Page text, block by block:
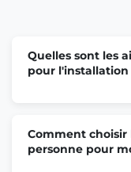
Quelles sont les
pour l'installation
Comment
personne pour